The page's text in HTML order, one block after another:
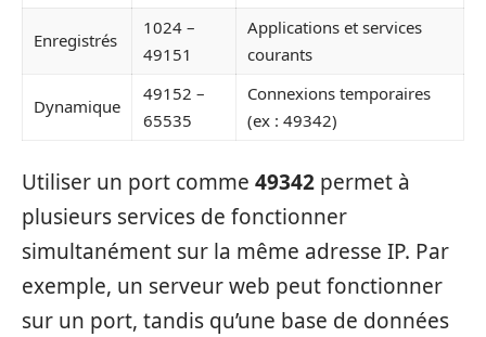
Enregistrés
1024 –
49151
Applications et services
courants
Dynamique
49152 –
65535
Connexions temporaires
(ex : 49342)
Utiliser un port comme 49342 permet à
plusieurs services de fonctionner
simultanément sur la même adresse IP. Par
exemple, un serveur web peut fonctionner
sur un port, tandis qu’une base de données